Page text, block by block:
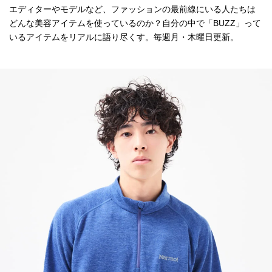
エディターやモデルなど、ファッションの最前線にいる人たちは
どんな美容アイテムを使っているのか？自分の中で「BUZZ」って
いるアイテムをリアルに語り尽くす。毎週月・木曜日更新。